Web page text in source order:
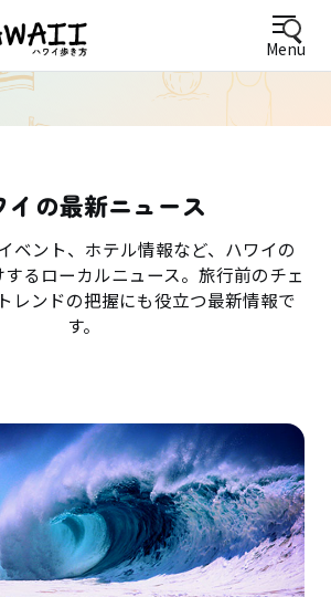
Menu
イの最新ニュース
ベント、ホテル情報など、ハワイの
するローカルニュース。旅行前のチェ
レンドの把握にも役立つ最新情報で
す。